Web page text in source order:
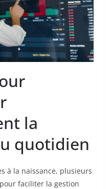
la
quotidien
à la naissance, plusieurs
faciliter la gestion